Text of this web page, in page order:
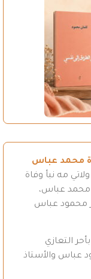
محمد عباس
مه نبأ وفاة
محمد عباس،
محمود عباس
التعازي
عباس والأستاذ